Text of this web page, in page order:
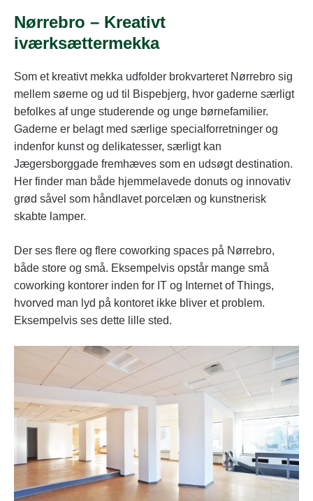
Nørrebro – Kreativt
iværksættermekka
Som et kreativt mekka udfolder brokvarteret Nørrebro sig
mellem søerne og ud til Bispebjerg, hvor gaderne særligt
befolkes af unge studerende og unge børnefamilier.
Gaderne er belagt med særlige specialforretninger og
indenfor kunst og delikatesser, særligt kan
Jægersborggade fremhæves som en udsøgt destination.
Her finder man både hjemmelavede donuts og innovativ
grød såvel som håndlavet porcelæn og kunstnerisk
skabte lamper.
Der ses flere og flere coworking spaces på Nørrebro,
både store og små. Eksempelvis opstår mange små
coworking kontorer inden for IT og Internet of Things,
hvorved man lyd på kontoret ikke bliver et problem.
Eksempelvis ses dette lille sted.